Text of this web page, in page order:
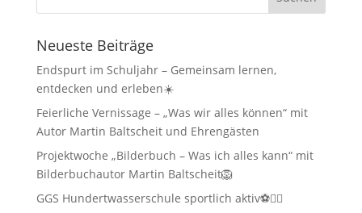
Neueste Beiträge
Endspurt im Schuljahr – Gemeinsam lernen,
entdecken und erleben☀️
Feierliche Vernissage – „Was wir alles können“ mit
Autor Martin Baltscheit und Ehrengästen
Projektwoche „Bilderbuch – Was ich alles kann“ mit
Bilderbuchautor Martin Baltscheit🦁
GGS Hundertwasserschule sportlich aktiv⚽🏃‍♂️